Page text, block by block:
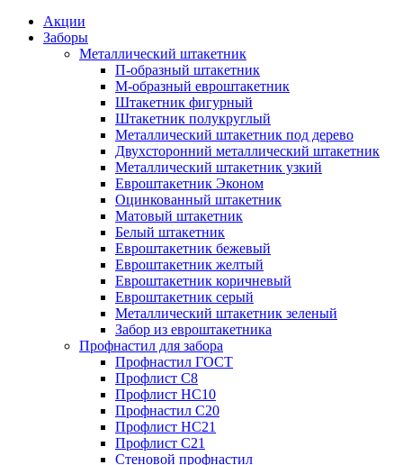
Акции
Заборы
Металлический штакетник
П-образный штакетник
М-образный евроштакетник
Штакетник фигурный
Штакетник полукруглый
Металлический штакетник под дерево
Двухсторонний металлический штакетник
Металлический штакетник узкий
Евроштакетник Эконом
Оцинкованный штакетник
Матовый штакетник
Белый штакетник
Евроштакетник бежевый
Евроштакетник желтый
Евроштакетник коричневый
Евроштакетник серый
Металлический штакетник зеленый
Забор из евроштакетника
Профнастил для забора
Профнастил ГОСТ
Профлист С8
Профлист НС10
Профнастил С20
Профлист НС21
Профлист С21
Стеновой профнастил